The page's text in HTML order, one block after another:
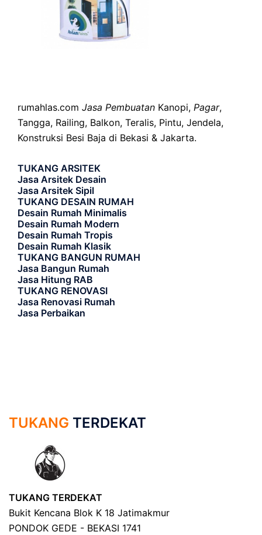
rumahlas.com Jasa Pembuatan Kanopi, Pagar,
Tangga, Railing, Balkon, Teralis, Pintu, Jendela,
Konstruksi Besi Baja di Bekasi & Jakarta.
TUKANG ARSITEK
Jasa Arsitek Desain
Jasa Arsitek Sipil
TUKANG DESAIN RUMAH
Desain Rumah Minimalis
Desain Rumah Modern
Desain Rumah Tropis
Desain Rumah Klasik
TUKANG BANGUN RUMAH
Jasa Bangun Rumah
Jasa Hitung RAB
TUKANG RENOVASI
Jasa Renovasi Rumah
Jasa Perbaikan
TUKANG TERDEKAT
TUKANG TERDEKAT
Bukit Kencana Blok K 18 Jatimakmur
PONDOK GEDE - BEKASI 1741